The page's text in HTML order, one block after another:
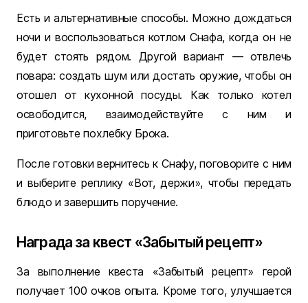
Есть и альтернативные способы. Можно дождаться
ночи и воспользоваться котлом Снафа, когда он не
будет стоять рядом. Другой вариант — отвлечь
повара: создать шум или достать оружие, чтобы он
отошел от кухонной посуды. Как только котел
освободится, взаимодействуйте с ним и
приготовьте похлебку Брока.
После готовки вернитесь к Снафу, поговорите с ним
и выберите реплику «Вот, держи», чтобы передать
блюдо и завершить поручение.
Награда за квест «Забытый рецепт»
За выполнение квеста «Забытый рецепт» герой
получает 100 очков опыта. Кроме того, улучшается